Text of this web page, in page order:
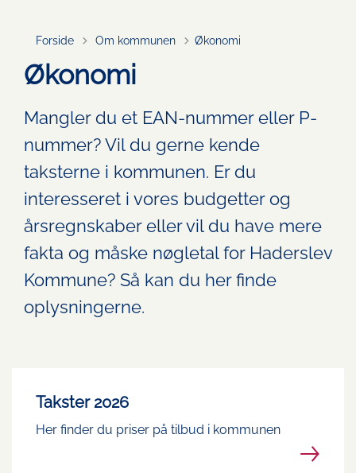
Forside Tilbage til
Om kommunen Økonomi
Økonomi
Mangler du et EAN-nummer eller P-
nummer? Vil du gerne kende
taksterne i kommunen. Er du
interesseret i vores budgetter og
årsregnskaber eller vil du have mere
fakta og måske nøgletal for Haderslev
Kommune? Så kan du her finde
oplysningerne.
Takster 2026
Her finder du priser på tilbud i kommunen